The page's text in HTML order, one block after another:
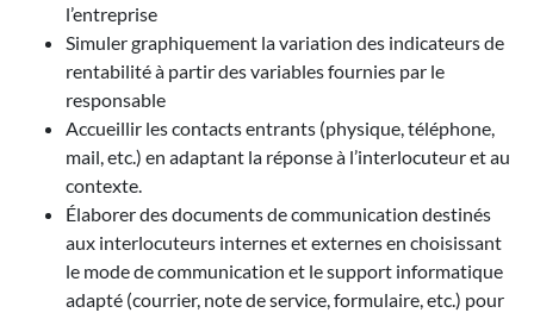
l’entreprise
Simuler graphiquement la variation des indicateurs de
rentabilité à partir des variables fournies par le
responsable
Accueillir les contacts entrants (physique, téléphone,
mail, etc.) en adaptant la réponse à l’interlocuteur et au
contexte.
Élaborer des documents de communication destinés
aux interlocuteurs internes et externes en choisissant
le mode de communication et le support informatique
adapté (courrier, note de service, formulaire, etc.) pour